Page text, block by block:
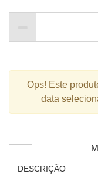
Ops! Este
data
DESCRIÇÃO